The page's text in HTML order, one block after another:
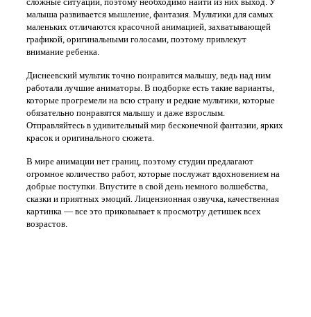
малыша развивается мышление, фантазия. Мультики для самых
маленьких отличаются красочной анимацией, захватывающей
графикой, оригинальными голосами, поэтому привлекут
внимание ребенка.
Диснеевский мультик точно понравится малышу, ведь над ним
работали лучшие аниматоры. В подборке есть такие варианты,
которые прогремели на всю страну и редкие мультики, которые
обязательно понравятся малышу и даже взрослым.
Отправляйтесь в удивительный мир бесконечной фантазии, ярких
красок и оригинального сюжета.
В мире анимации нет границ, поэтому студии предлагают
огромное количество работ, которые послужат вдохновением на
добрые поступки. Впустите в свой день немного волшебства,
сказки и приятных эмоций. Лицензионная озвучка, качественная
картинка — все это приковывает к просмотру детишек всех
возрастов.